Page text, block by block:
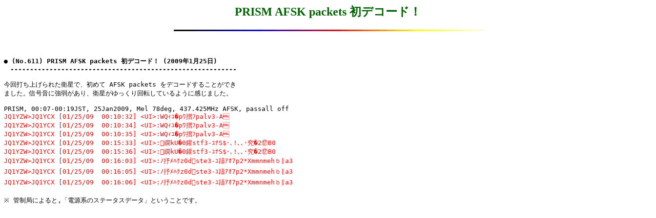
PRISM AFSK packets 初デコード！
● (No.611) PRISM AFSK packets 初デコード！ (2009年1月25日)
----------------------------------------------------------
今回打ち上げられた衛星で、初めて AFSK packets をデコードすることができ
ました。信号音に強弱があり、衛星がゆっくり回転しているように感じました。
PRISM, 00:07-00:19JST, 25Jan2009, Mel 78deg, 437.425MHz AFSK, passall off
JQ1YZW>JQ1YCX [01/25/09  00:10:32] <UI>:WQｨﾕ�pﾜ摺ﾌpalv3-A
JQ1YZW>JQ1YCX [01/25/09  00:10:34] <UI>:WQｨﾕ�pﾜ摺ﾌpalv3-A
JQ1YZW>JQ1YCX [01/25/09  00:10:35] <UI>:WQｨﾕ�pﾜ摺ﾌpalv3-A
JQ1YZW>JQ1YCX [01/25/09  00:15:33] <UI>:繝kU�0鑵stf3-ﾕﾅS$･､!､､･究�2⑰B0
JQ1YZW>JQ1YCX [01/25/09  00:15:36] <UI>:繝kU�0鑵stf3-ﾕﾅS$･､!､､･究�2⑰B0
JQ1YZW>JQ1YCX [01/25/09  00:16:03] <UI>:ﾉ抒ﾒﾊｸz0dste3-ﾕ躊ｱｵ7p2*Xmmnmehｂ∥a3
JQ1YZW>JQ1YCX [01/25/09  00:16:05] <UI>:ﾉ抒ﾒﾊｸz0dste3-ﾕ躊ｱｵ7p2*Xmmnmehｂ∥a3
JQ1YZW>JQ1YCX [01/25/09  00:16:06] <UI>:ﾉ抒ﾒﾊｸz0dste3-ﾕ躊ｱｵ7p2*Xmmnmehｂ∥a3
※ 管制局によると,「電源系のステータスデータ」ということです。